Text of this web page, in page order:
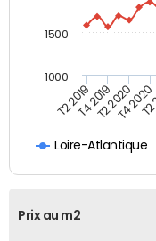
Loire-Atlantique
T2 2019T4 2019T2 2020T4 2020
1000
1500
Prix au m2